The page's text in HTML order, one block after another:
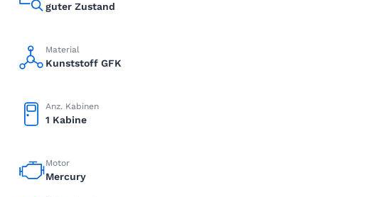
guter Zustand
Material
Kunststoff GFK
Anz. Kabinen
1 Kabine
Motor
Mercury